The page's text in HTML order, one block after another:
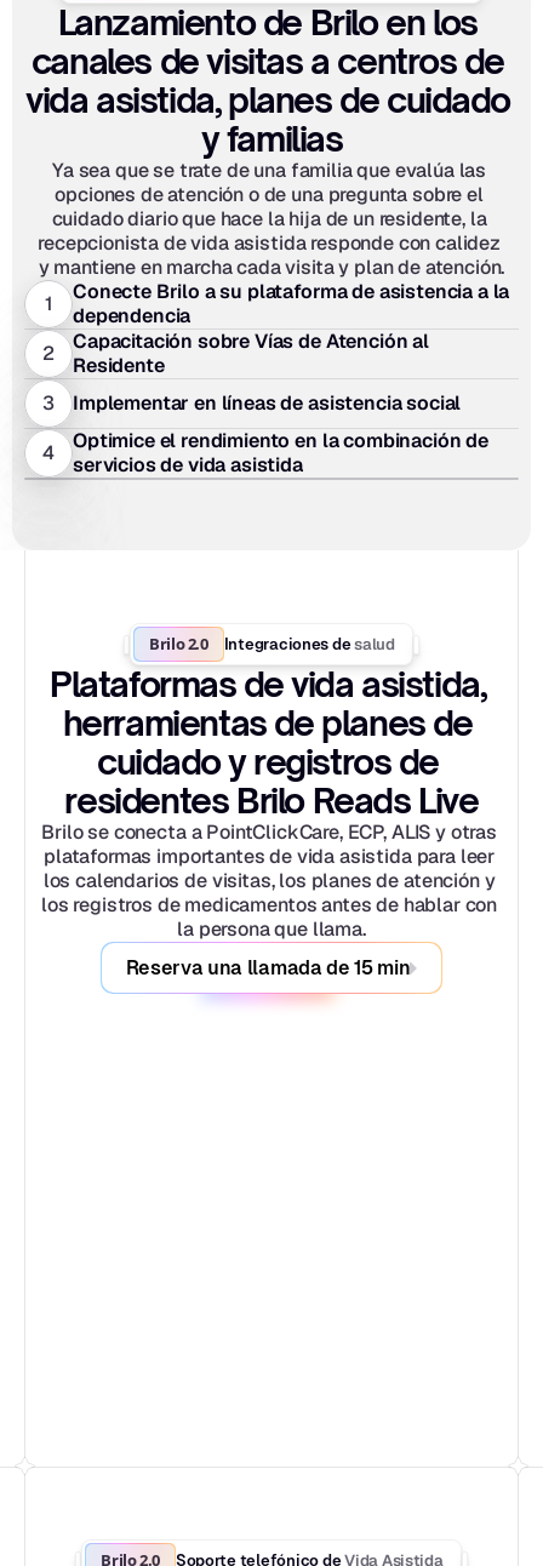
Lanzamiento de Brilo en los
canales de visitas a centros de
vida asistida, planes de cuidado
y familias
Ya sea que se trate de una familia que evalúa las
opciones de atención o de una pregunta sobre el
cuidado diario que hace la hija de un residente, la
recepcionista de vida asistida responde con calidez
y mantiene en marcha cada visita y plan de atención.
1
Conecte Brilo a su plataforma de asistencia a la
dependencia
2
Capacitación sobre Vías de Atención al
Residente
3
Implementar en líneas de asistencia social
4
Optimice el rendimiento en la combinación de
servicios de vida asistida
Brilo 2.0 Integraciones de salud
Plataformas de vida asistida,
herramientas de planes de
cuidado y registros de
residentes Brilo Reads Live
Brilo se conecta a PointClickCare, ECP, ALIS y otras
plataformas importantes de vida asistida para leer
los calendarios de visitas, los planes de atención y
los registros de medicamentos antes de hablar con
la persona que llama.
Reserva una llamada de 15 min
Brilo 2.0 Soporte telefónico de Vida Asistida